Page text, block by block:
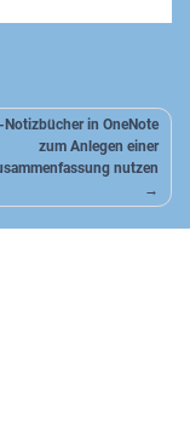
in OneNote
zum Anlegen einer
nutzen